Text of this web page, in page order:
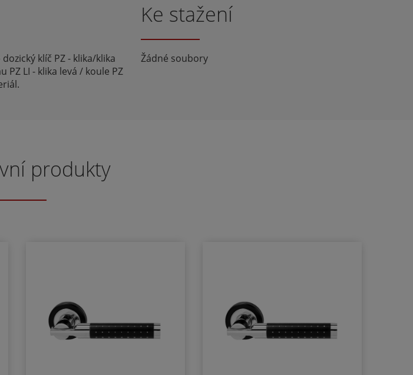
klíč PZ - klika/klika
LI - klika levá / koule PZ
Ke stažení
Žádné soubory
produkty